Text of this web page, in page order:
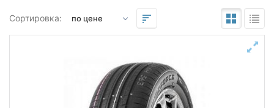
Сортировка: